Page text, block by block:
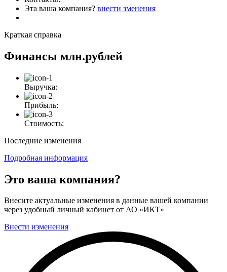
Эта ваша компания? внести зменения
Краткая справка
Финансы млн.рублей
Выручка:
Прибыль:
Стоимость:
Последние изменения
Подробная информация
Это ваша компания?
Внесите актуальные изменения в данные вашей компании
через удобный личный кабинет от АО «ИКТ»
Внести изменения